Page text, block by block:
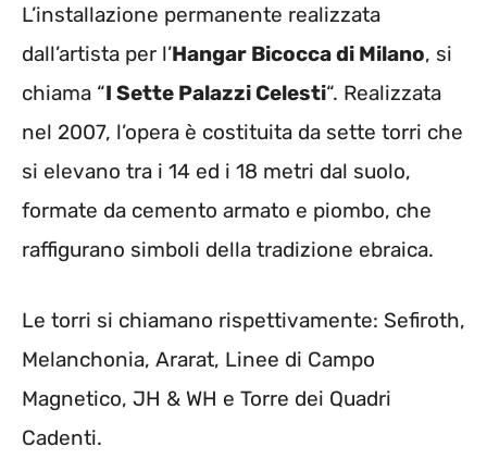
L’installazione permanente realizzata
dall’artista per l’Hangar Bicocca di Milano, si
chiama “I Sette Palazzi Celesti“. Realizzata
nel 2007, l’opera è costituita da sette torri che
si elevano tra i 14 ed i 18 metri dal suolo,
formate da cemento armato e piombo, che
raffigurano simboli della tradizione ebraica.
Le torri si chiamano rispettivamente: Sefiroth,
Melanchonia, Ararat, Linee di Campo
Magnetico, JH & WH e Torre dei Quadri
Cadenti.